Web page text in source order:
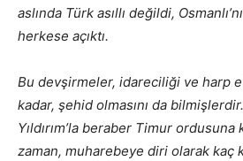
aslında Türk asıllı değildi,
herkese açıktı.
Bu devşirmeler, idareciliği ve harp
kadar, şehid olmasını da
Yıldırım’la beraber Timur ordusuna
zaman, muharebeye diri olarak kaç